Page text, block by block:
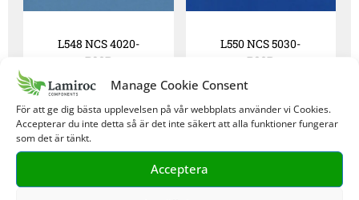
Manage Cookie Consent
För att ge dig bästa upplevelsen på vår webbplats använder vi Cookies.
Accepterar du inte detta så är det inte säkert att alla funktioner fungerar
som det är tänkt.
Acceptera
L548 NCS 4020-
R90B
L550 NCS 5030-
R80B